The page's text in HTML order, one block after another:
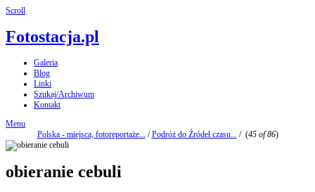
Scroll
Fotostacja.pl
Galeria
Blog
Linki
Szukaj/Archiwum
Kontakt
Menu
Polska - miejsca, fotoreportaże... /Podróż do Źródeł czasu... / (45 of 86)
obieranie cebuli